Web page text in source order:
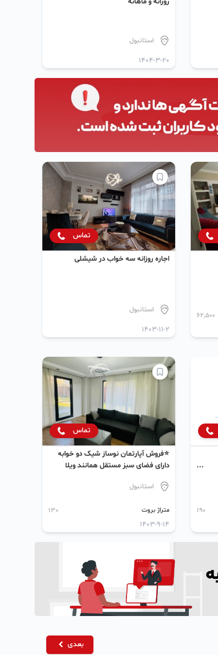
استانبول
1404-3-20
62,500
تماس
اجاره روزانه سه خواب در شیشلی
استانبول
1403-11-2
190
تماس
⭐فروش آپارتمان نوساز شیک دو خوابه
دارای فضای سبز مستقل همانند ویلا
استانبول
متراژ بروت 130
1403-9-14
بعدی